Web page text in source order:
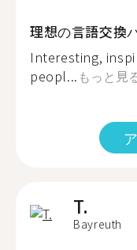
理想の言語交換
Interesting,
peopl... もっと見
T.
Bayreuth